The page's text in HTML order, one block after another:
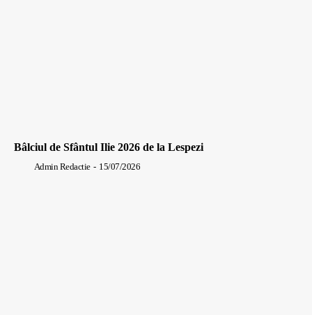
Bâlciul de Sfântul Ilie 2026 de la Lespezi
Admin Redactie - 15/07/2026